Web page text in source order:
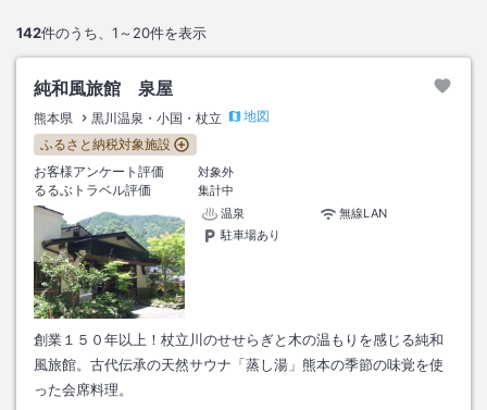
142件のうち、 1～20件を表示
純和風旅館 泉屋
熊本県 黒川温泉・小国・杖立
地図
ふるさと納税対象施設
お客様アンケート評価
対象外
るるぶトラベル評価
集計中
温泉
無線LAN
駐車場あり
創業１５０年以上！杖立川のせせらぎと木の温もりを感じる純和
風旅館。古代伝承の天然サウナ「蒸し湯」熊本の季節の味覚を使
った会席料理。